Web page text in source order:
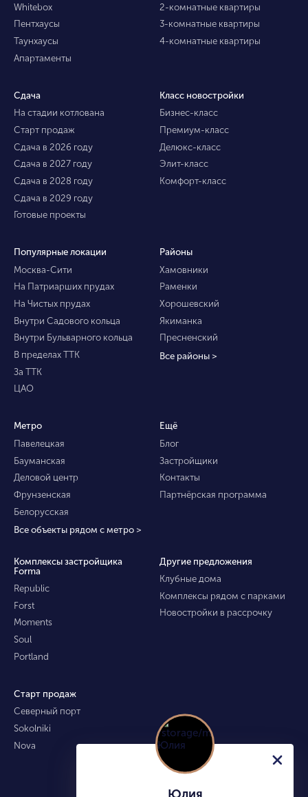
Whitebox
Пентхаусы
Таунхаусы
Апартаменты
2-комнатные квартиры
3-комнатные квартиры
4-комнатные квартиры
Сдача
На стадии котлована
Старт продаж
Сдача в 2026 году
Сдача в 2027 году
Сдача в 2028 году
Сдача в 2029 году
Готовые проекты
Класс новостройки
Бизнес-класс
Премиум-класс
Делюкс-класс
Элит-класс
Комфорт-класс
Популярные локации
Москва-Сити
На Патриарших прудах
На Чистых прудах
Внутри Садового кольца
Внутри Бульварного кольца
В пределах ТТК
За ТТК
ЦАО
Районы
Хамовники
Раменки
Хорошевский
Якиманка
Пресненский
Все районы >
Метро
Павелецкая
Бауманская
Деловой центр
Фрунзенская
Белорусская
Все объекты рядом с метро >
Ещё
Блог
Застройщики
Контакты
Партнёрская программа
Комплексы застройщика
Forma
Republic
Forst
Moments
Soul
Portland
Другие предложения
Клубные дома
Комплексы рядом с парками
Новостройки в рассрочку
Старт продаж
Северный порт
Sokolniki
Nova